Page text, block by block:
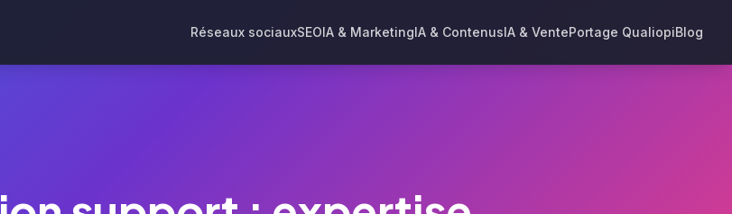
Réseaux sociauxSEOIA & MarketingIA & ContenusIA & VentePortage QualiopiBlog